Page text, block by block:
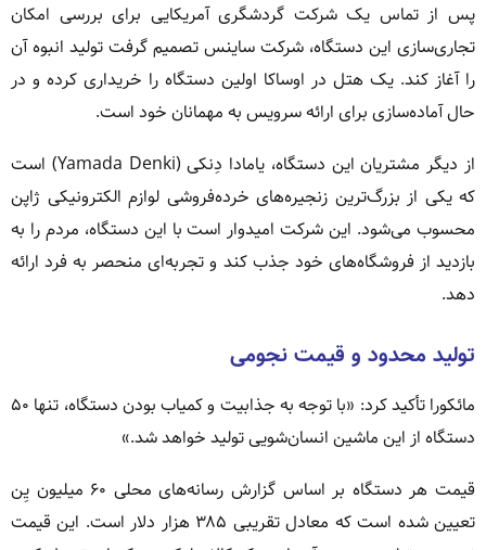
پس از تماس یک شرکت گردشگری آمریکایی برای بررسی امکان
تجاری‌سازی این دستگاه، شرکت ساینس تصمیم گرفت تولید انبوه آن
را آغاز کند. یک هتل در اوساکا اولین دستگاه را خریداری کرده و در
حال آماده‌سازی برای ارائه سرویس به مهمانان خود است.
از دیگر مشتریان این دستگاه، یامادا دِنکی (Yamada Denki) است
که یکی از بزرگ‌ترین زنجیره‌های خرده‌فروشی لوازم الکترونیکی ژاپن
محسوب می‌شود. این شرکت امیدوار است با این دستگاه، مردم را به
بازدید از فروشگاه‌های خود جذب کند و تجربه‌ای منحصر به فرد ارائه
دهد.
تولید محدود و قیمت نجومی
مائکورا تأکید کرد: «با توجه به جذابیت و کمیاب بودن دستگاه، تنها ۵۰
دستگاه از این ماشین انسان‌شویی تولید خواهد شد.»
قیمت هر دستگاه بر اساس گزارش رسانه‌های محلی ۶۰ میلیون یِن
تعیین شده است که معادل تقریبی ۳۸۵ هزار دلار است. این قیمت